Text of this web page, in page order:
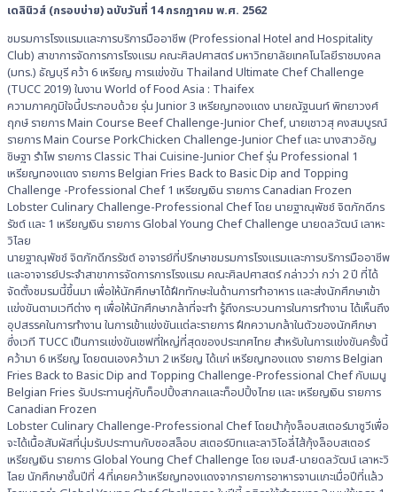
เดลินิวส์ (กรอบบ่าย) ฉบับวันที่ 14 กรกฎาคม พ.ศ. 2562
ชมรมการโรงแรมและการบริการมืออาชีพ (Professional Hotel and Hospitality
Club) สาขาการจัดการการโรงแรม คณะศิลปศาสตร์ มหาวิทยาลัยเทคโนโลยีราชมงคล
(มทร.) ธัญบุรี คว้า 6 เหรียญ การแข่งขัน Thailand Ultimate Chef Challenge
(TUCC 2019) ในงาน World of Food Asia : Thaifex
ความภาคภูมิใจนี้ประกอบด้วย รุ่น Junior 3 เหรียญทองแดง นายณัฐนนท์ พิทยาวงศ์
ฤกษ์ รายการ Main Course Beef Challenge-Junior Chef, นายเชาวสุ คงสมบูรณ์
รายการ Main Course PorkChicken Challenge-Junior Chef และ นางสาวอัญ
ชิษฐา รำไพ รายการ Classic Thai Cuisine-Junior Chef รุ่น Professional 1
เหรียญทองแดง รายการ Belgian Fries Back to Basic Dip and Topping
Challenge -Professional Chef 1 เหรียญเงิน รายการ Canadian Frozen
Lobster Culinary Challenge-Professional Chef โดย นายฐาณุพัชช์ จิตภักดีภร
รัชต์ และ 1 เหรียญเงิน รายการ Global Young Chef Challenge นายดลวัฒน์ เลาหะ
วิไลย
นายฐาณุพัชช์ จิตภักดีภรรัชต์ อาจารย์ที่ปรึกษาชมรมการโรงแรมและการบริการมืออาชีพ
และอาจารย์ประจำสาขาการจัดการการโรงแรม คณะศิลปศาสตร์ กล่าวว่า กว่า 2 ปี ที่ได้
จัดตั้งชมรมนี้ขึ้นมา เพื่อให้นักศึกษาได้ฝึกทักษะในด้านการทำอาหาร และส่งนักศึกษาเข้า
แข่งขันตามเวทีต่าง ๆ เพื่อให้นักศึกษากล้าที่จะทำ รู้ถึงกระบวนการในการทำงาน ได้เห็นถึง
อุปสรรคในการทำงาน ในการเข้าแข่งขันแต่ละรายการ ฝึกความกล้าในตัวของนักศึกษา
ซึ่งเวที TUCC เป็นการแข่งขันเชฟที่ใหญ่ที่สุดของประเทศไทย สำหรับในการแข่งขันครั้งนี้
คว้ามา 6 เหรียญ โดยตนเองคว้ามา 2 เหรียญ ได้แก่ เหรียญทองแดง รายการ Belgian
Fries Back to Basic Dip and Topping Challenge-Professional Chef กับเมนู
Belgian Fries รับประทานคู่กับท็อปปิ้งสากลและท็อปปิ้งไทย และ เหรียญเงิน รายการ
Canadian Frozen
Lobster Culinary Challenge-Professional Chef โดยนำกุ้งล็อบสเตอร์มาซูวีเพื่อ
จะได้เนื้อสัมผัสที่นุ่มรับประทานกับซอสล็อบ สเตอร์บิทและลาวิโอลี่ไส้กุ้งล็อบสเตอร์
เหรียญเงิน รายการ Global Young Chef Challenge โดย เจมส์-นายดลวัฒน์ เลาหะวิ
ไลย นักศึกษาชั้นปีที่ 4 ที่เคยคว้าเหรียญทองแดงจากรายการอาหารจานแกะเมื่อปีที่แล้ว